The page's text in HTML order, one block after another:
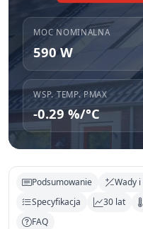
MOC NOMINALNA
590 W
WSP. TEMP. PMAX
-0.29 %/°C
Podsumowanie Wady
Specyfikacja
30 lat
FAQ